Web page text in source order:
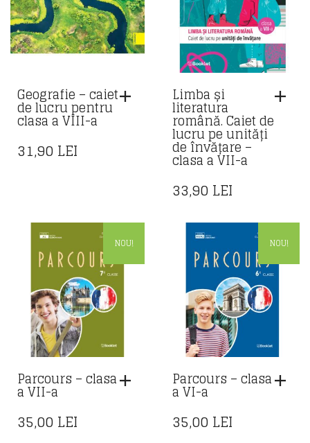
Geografie – caiet
de lucru pentru
clasa a VIII-a
31,90 LEI
Limba și
literatura
română. Caiet de
lucru pe unități
de învățare –
clasa a VII-a
33,90 LEI
NOU!
Parcours – clasa
a VII-a
35,00 LEI
NOU!
Parcours – clasa
a VI-a
35,00 LEI